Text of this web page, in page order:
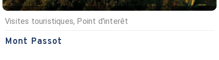
Visites touristiques, Point d'interêt
Mont Passot